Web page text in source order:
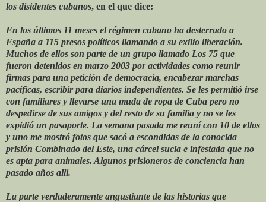
los disidentes cubanos, en el que dice:
En los últimos 11 meses el régimen cubano ha desterrado a
España a 115 presos políticos llamando a su exilio liberación.
Muchos de ellos son parte de un grupo llamado Los 75 que
fueron detenidos en marzo 2003 por actividades como reunir
firmas para una petición de democracia, encabezar marchas
pacíficas, escribir para diarios independientes. Se les permitió irse
con familiares y llevarse una muda de ropa de Cuba pero no
despedirse de sus amigos y del resto de su familia y no se les
expidió un pasaporte. La semana pasada me reuní con 10 de ellos
y uno me mostró fotos que sacó a escondidas de la conocida
prisión Combinado del Este, una cárcel sucia e infestada que no
es apta para animales. Algunos prisioneros de conciencia han
pasado años allí.
La parte verdaderamente angustiante de las historias que